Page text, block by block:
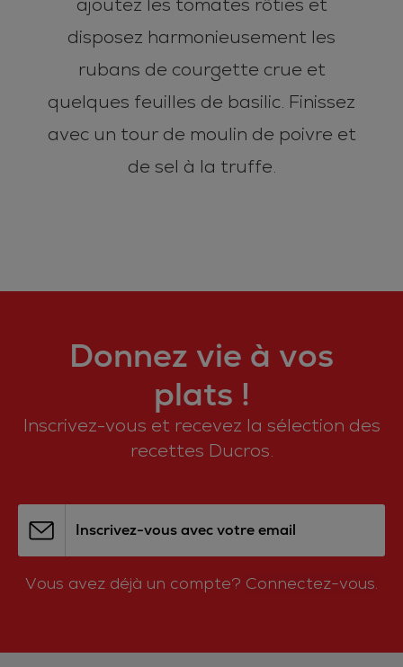
ajoutez les tomates rôties et
disposez harmonieusement les
rubans de courgette crue et
quelques feuilles de basilic. Finissez
avec un tour de moulin de poivre et
de sel à la truffe.
Donnez vie à vos
plats !
Inscrivez-vous et recevez la sélection des
recettes Ducros.
Inscrivez-vous avec votre email
Vous avez déjà un compte? Connectez-vous.